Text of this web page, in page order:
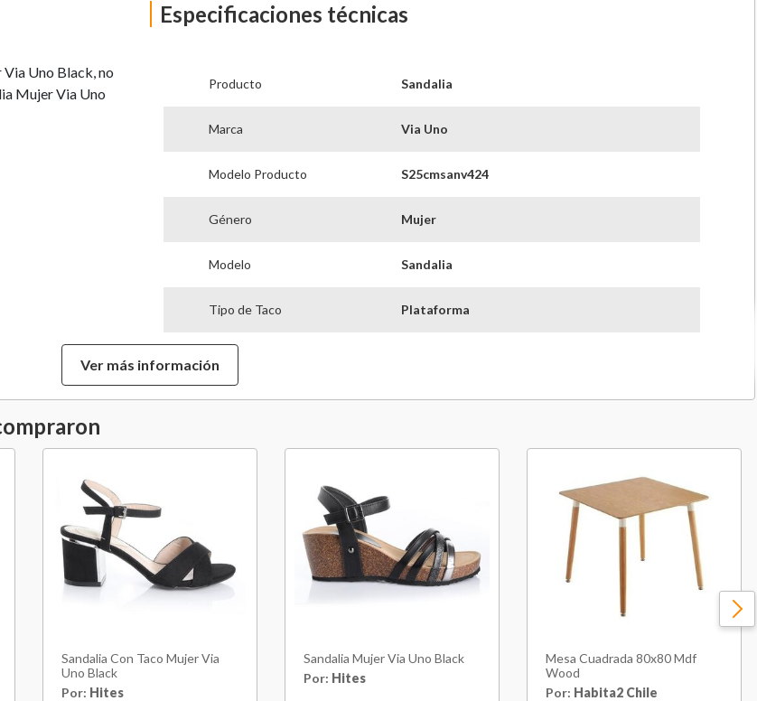
Via Uno Black, no
Mujer Via Uno
Especificaciones técnicas
Producto Sandalia
Marca Via Uno
Modelo Producto S25cmsanv424
Género Mujer
Modelo Sandalia
Tipo de Taco Plataforma
Planta Sintético
Material Principal Sintético
Garantía Proveedor 3 Meses
Color Black
Ver más información
Sandalia Con Taco Mujer Via
Uno Black
Por: Hites
Sandalia Mujer Via Uno Black
Por: Hites
Mesa Cuadrada 80x80 Mdf
Wood
Por: Habita2 Chile